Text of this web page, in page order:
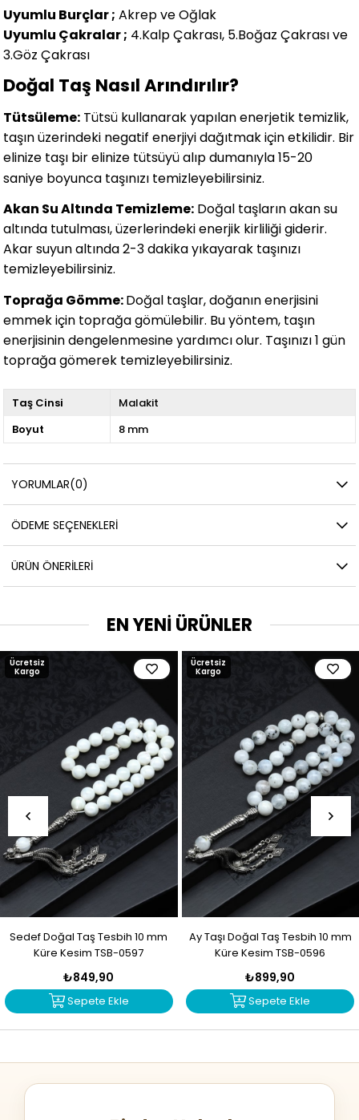
Uyumlu Burçlar ; Akrep ve Oğlak
Uyumlu Çakralar ; 4.Kalp Çakrası, 5.Boğaz Çakrası ve
3.Göz Çakrası
Doğal Taş Nasıl Arındırılır?
Tütsüleme: Tütsü kullanarak yapılan enerjetik temizlik,
taşın üzerindeki negatif enerjiyi dağıtmak için etkilidir. Bir
elinize taşı bir elinize tütsüyü alıp dumanıyla 15-20
saniye boyunca taşınızı temizleyebilirsiniz.
Akan Su Altında Temizleme: Doğal taşların akan su
altında tutulması, üzerlerindeki enerjik kirliliği giderir.
Akar suyun altında 2-3 dakika yıkayarak taşınızı
temizleyebilirsiniz.
Toprağa Gömme:Doğal taşlar, doğanın enerjisini
emmek için toprağa gömülebilir. Bu yöntem, taşın
enerjisinin dengelenmesine yardımcı olur. Taşınızı 1 gün
toprağa gömerek temizleyebilirsiniz.
Taş Cinsi
Malakit
Boyut
8 mm
YORUMLAR(0)
ÖDEME SEÇENEKLERI
ÜRÜN ÖNERILERI
EN YENİ ÜRÜNLER
Sedef Doğal Taş Tesbih 10 mm
Küre Kesim TSB-0597
₺849,90
Sepete Ekle
Ücretsiz
Kargo
Ay Taşı Doğal Taş Tesbih 10 mm
Küre Kesim TSB-0596
₺899,90
Sepete Ekle
Ücretsiz
Kargo